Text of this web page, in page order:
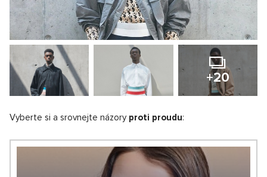
+20
Vyberte si a srovnejte názory proti proudu: